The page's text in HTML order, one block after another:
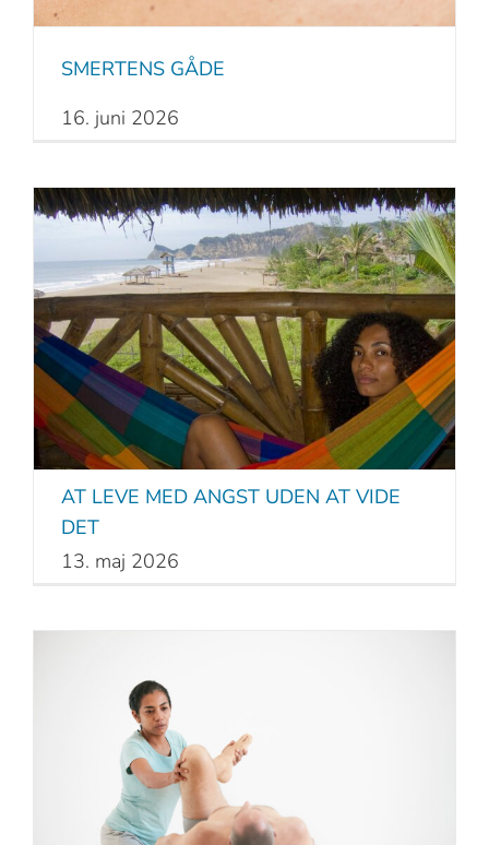
SMERTENS GÅDE
16. juni 2026
AT LEVE MED ANGST UDEN AT VIDE
DET
13. maj 2026